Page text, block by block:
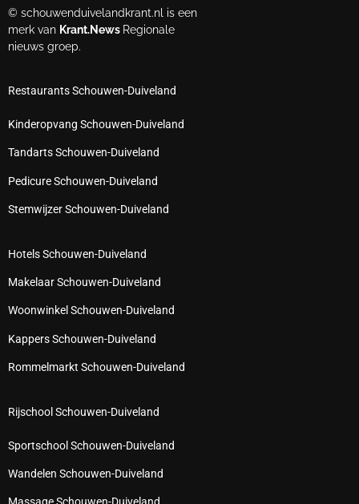
© schouwenduivelandkrant.nl is een
merk van Krant.News Regionale
nieuws groep.
Restaurants Schouwen-Duiveland
Kinderopvang Schouwen-Duiveland
Tandarts Schouwen-Duiveland
Pedicure Schouwen-Duiveland
Stemwijzer Schouwen-Duiveland
Hotels Schouwen-Duiveland
Makelaar Schouwen-Duiveland
Woonwinkel Schouwen-Duiveland
Kappers Schouwen-Duiveland
Rommelmarkt Schouwen-Duiveland
Rijschool Schouwen-Duiveland
Sportschool Schouwen-Duiveland
Wandelen Schouwen-Duiveland